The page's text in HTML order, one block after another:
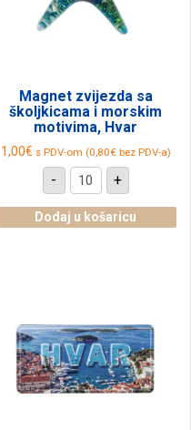
Magnet zvijezda sa
školjkicama i morskim
motivima, Hvar
1,00€ s PDV-om (0,80€bez PDV-a)
-
Magnet
zvijezda
školjkicama
i
+
Dodaj u košaricu